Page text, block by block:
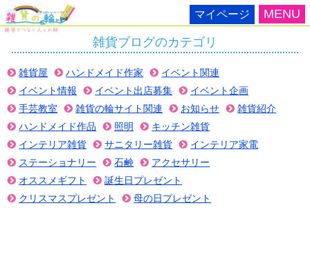
MENU
マイページ
雑貨ブログのカテゴリ
雑貨屋 ハンドメイド作家
イベント関連
イベント情報
イベント出店募集
イベント企画
手芸教室
雑貨の輪サイト関連 お知らせ
雑貨紹介
ハンドメイド作品
照明
キッチン雑貨
インテリア雑貨
サニタリー雑貨
インテリア家電
ステーショナリー
石鹸
アクセサリー
オススメギフト
誕生日プレゼント
クリスマスプレゼント
母の日プレゼント